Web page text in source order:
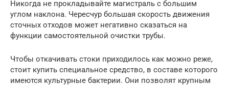
Никогда не прокладывайте магистраль с большим
углом наклона. Чересчур большая скорость движения
сточных отходов может негативно сказаться на
функции самостоятельной очистки трубы.
Чтобы откачивать стоки приходилось как можно реже,
стоит купить специальное средство, в составе которого
имеются культурные бактерии. Они позволят крупным